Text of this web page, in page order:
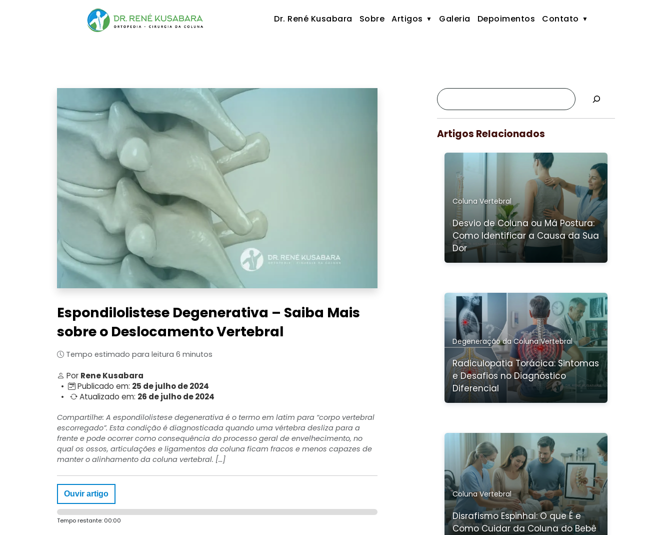
Dr. René Kusabara Sobre Artigos Galeria Depoimentos Contato
Espondilolistese Degenerativa – Saiba Mais
sobre o Deslocamento Vertebral
Tempo estimado para leitura 6 minutos
Por Rene Kusabara
•
Publicado em: 25 de julho de 2024
•
Atualizado em: 26 de julho de 2024
Compartilhe: A espondilolistese degenerativa é o termo em latim para “corpo vertebral
escorregado”. Esta condição é diagnosticada quando uma vértebra desliza para a
frente e pode ocorrer como consequência do processo geral de envelhecimento, no
qual os ossos, articulações e ligamentos da coluna ficam fracos e menos capazes de
manter o alinhamento da coluna vertebral. […]
Ouvir artigo
Tempo restante: 00:00
Artigos Relacionados
Coluna Vertebral
Desvio de Coluna ou Má Postura:
Como Identificar a Causa da Sua
Dor
Degeneração da Coluna Vertebral
Radiculopatia Torácica: Sintomas
e Desafios no Diagnóstico
Diferencial
Coluna Vertebral
Disrafismo Espinhal: O que É e
Como Cuidar da Coluna do Bebê